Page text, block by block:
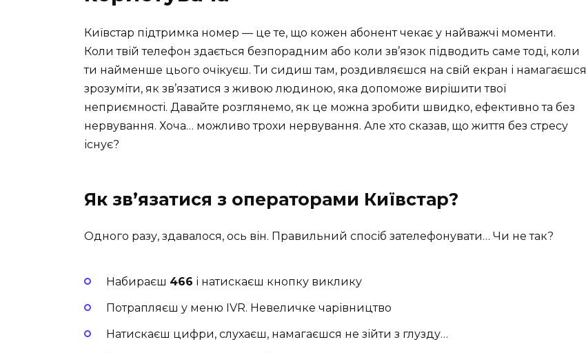
Київстар підтримка номер — це те, що кожен абонент чекає у найважчі моменти.
Коли твій телефон здається безпорадним або коли зв’язок підводить саме тоді, коли
ти найменше цього очікуєш. Ти сидиш там, роздивляєшся на свій екран і намагаєшся
зрозуміти, як зв’язатися з живою людиною, яка допоможе вирішити твої
неприємності. Давайте розглянемо, як це можна зробити швидко, ефективно та без
нервування. Хоча… можливо трохи нервування. Але хто сказав, що життя без стресу
існує?
Як зв’язатися з операторами Київстар?
Одного разу, здавалося, ось він. Правильний спосіб зателефонувати… Чи не так?
Набираєш 466 і натискаєш кнопку виклику
Потрапляєш у меню IVR. Невеличке чарівництво
Натискаєш цифри, слухаєш, намагаєшся не зійти з глузду…